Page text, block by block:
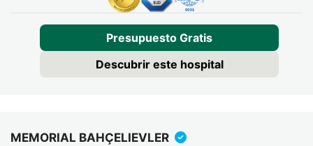
Presupuesto Gratis
Descubrir este hospital
MEMORIAL BAHÇELIEVLER